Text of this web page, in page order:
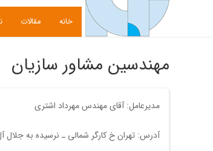
خانه مقالات
مهندسین مشاور سازیان
مدیرعامل: آقای مهندس مهرداد اشتری
آدرس: تهران خ کارگر شمالی ـ نرسیده به جلال آل احمد ـ کوچه دوم ـ پلاک 12 ـ